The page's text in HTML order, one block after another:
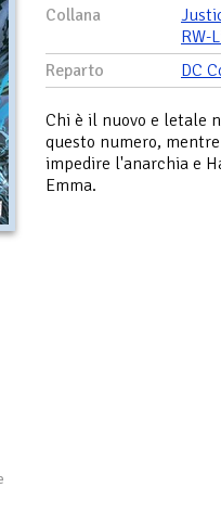
Collana
RW-
Reparto
DC
Chi è il nuovo e letale
questo numero,
impedire l'anarchia e
Emma.